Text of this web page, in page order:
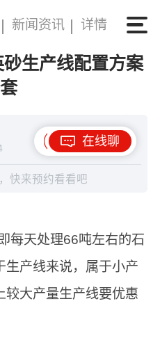
新闻资讯 详情
生产线配置方案
在线聊
快来预约看看吧
每天处理66吨左右的石
生产线来说，属于小产
较大产量生产线要优惠